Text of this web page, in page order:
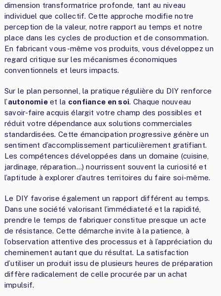
dimension transformatrice profonde, tant au niveau
individuel que collectif. Cette approche modifie notre
perception de la valeur, notre rapport au temps et notre
place dans les cycles de production et de consommation.
En fabricant vous-même vos produits, vous développez un
regard critique sur les mécanismes économiques
conventionnels et leurs impacts.
Sur le plan personnel, la pratique régulière du DIY renforce
l’autonomieet la confiance en soi. Chaque nouveau
savoir-faire acquis élargit votre champ des possibles et
réduit votre dépendance aux solutions commerciales
standardisées. Cette émancipation progressive génère un
sentiment d’accomplissement particulièrement gratifiant.
Les compétences développées dans un domaine (cuisine,
jardinage, réparation…) nourrissent souvent la curiosité et
l’aptitude à explorer d’autres territoires du faire soi-même.
Le DIY favorise également un rapport différent au temps.
Dans une société valorisant l’immédiateté et la rapidité,
prendre le temps de fabriquer constitue presque un acte
de résistance. Cette démarche invite à la patience, à
l’observation attentive des processus et à l’appréciation du
cheminement autant que du résultat. La satisfaction
d’utiliser un produit issu de plusieurs heures de préparation
diffère radicalement de celle procurée par un achat
impulsif.